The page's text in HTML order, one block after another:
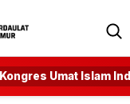
Umat Islam